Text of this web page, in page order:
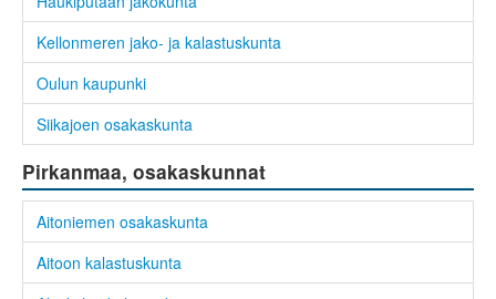
Kellonmeren jako- ja kalastuskunta
Oulun kaupunki
Siikajoen osakaskunta
Pirkanmaa, osakaskunnat
Aitoniemen osakaskunta
Aitoon kalastuskunta